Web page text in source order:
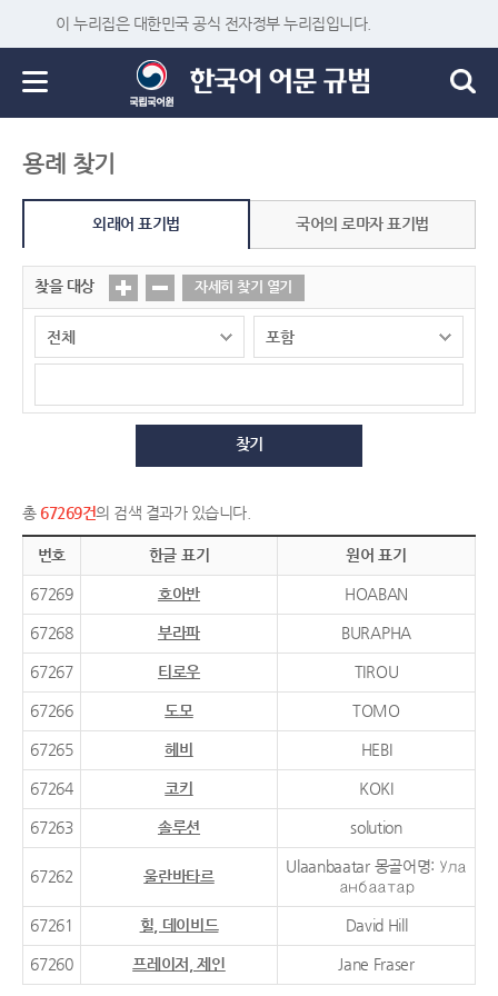
이 누리집은 대한민국 공식 전자정부 누리집입니다.
용례 찾기
외래어 표기법 국어의 로마자 표기법
찾을 대상 자세히 찾기 열기
찾기
총 67269건의 검색 결과가 있습니다.
번호 한글 표기 원어 표기
67269 호아반 HOABAN
67268 부라파 BURAPHA
67267 티로우 TIROU
67266 도모 TOMO
67265 헤비 HEBI
67264 코키 KOKI
67263 솔루션 solution
67262 울란바타르
Ulaanbaatar 몽골어명: Ула
анбаатар
67261 힐, 데이비드 David Hill
67260 프레이저, 제인 Jane Fraser